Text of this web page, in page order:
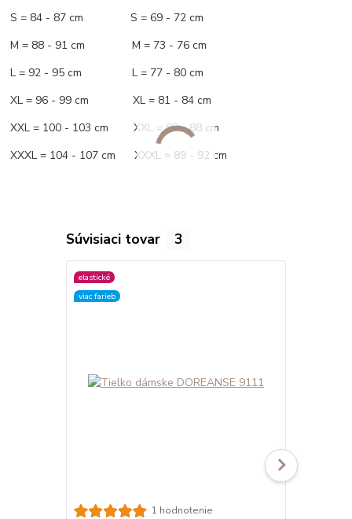
S = 84 - 87 cm S = 69 - 72 cm
M = 88 - 91 cm M = 73 - 76 cm
L = 92 - 95 cm L = 77 - 80 cm
XL = 96 - 99 cm XL = 81 - 84 cm
XXL = 100 - 103 cm XXL = 85 - 88 cm
XXXL = 104 - 107 cm XXXL = 89 - 92 cm
Súvisiaci tovar 3
elastické
viac farieb
1 hodnotenie